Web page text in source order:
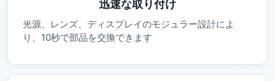
迅速な取り付け
光源、レンズ、ディスプレイのモジュラー設計によ
り、10秒で部品を交換できます